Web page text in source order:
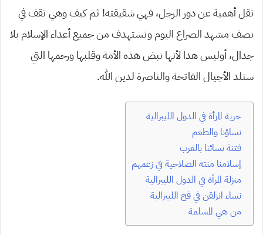
تقل أهمية عن دور الرجل، فهي شقيقته! ثم كيف وهي تقف في
نصف مشهد الصراع اليوم وتستهدف من جميع أعداء الإسلام بلا
جدال، أوليس هذا لأنها نبض هذه الأمة وقلبها ورحمها التي
ستلد الأجيال الفاتحة والناصرة لدين الله.
حرية المرأة في الدول الليبرالية
نساؤنا والطعم
فتنة نسائنا بالغرب
إسلامنا منته الصلاحية في زعمهم
منزلة المرأة في الدول الليبرالية
نساء انزلقن في فخ الليبرالية
من هي المسلمة